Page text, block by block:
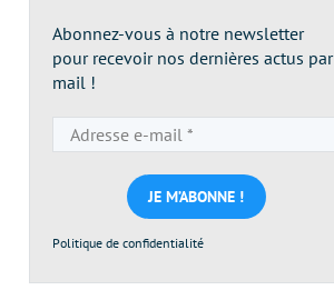
Abonnez-vous à notre newsletter
pour recevoir nos dernières actus par
mail !
e-
mail
*
Politique de confidentialité